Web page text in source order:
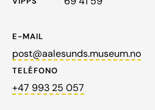
E-MAIL
post@aalesunds.museum.no
TELÉFONO
+47 993 25 057